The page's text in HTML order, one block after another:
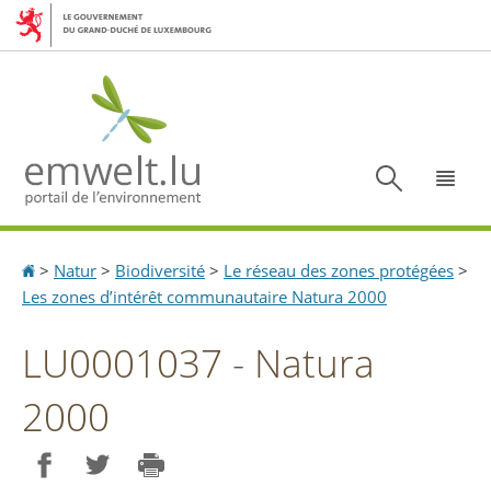
Aller
Aller
Accueil
> Natur > Biodiversité > Le réseau des zones protégées >
Les zones d’intérêt communautaire Natura 2000
LU0001037 - Natura
2000